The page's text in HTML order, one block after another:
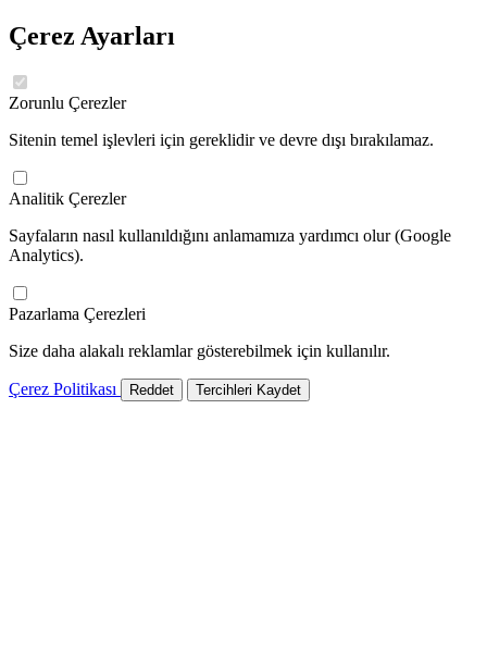
Çerez Ayarları
Zorunlu Çerezler
Sitenin temel işlevleri için gereklidir ve devre dışı bırakılamaz.
Analitik Çerezler
Sayfaların nasıl kullanıldığını anlamamıza yardımcı olur (Google
Analytics).
Pazarlama Çerezleri
Size daha alakalı reklamlar gösterebilmek için kullanılır.
Çerez Politikası Reddet Tercihleri Kaydet